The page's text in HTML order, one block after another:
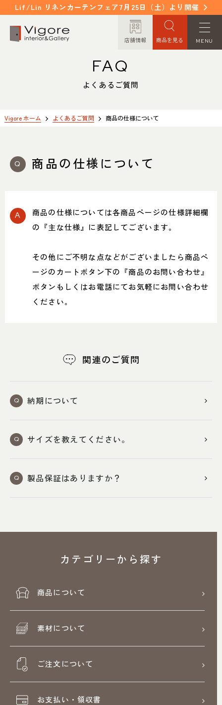
Lif/Lin リネンカーテンフェア7月25日（土）より開催
店舗情報 商品を見る MENU
イベント/ニュース
コンセプト
WORKS
よくあるご質問
コラム
SHOP INFO
NAKAGAWA
中川店
MEITO
名東店
CONTACT
PRIVACY POLICY
プライバシーポリシー
TRANSACTION
中川店
営業時間
住所
〒465-0057 名古屋市名東区陸
営業時間
平日 11：00～18：00
土・日・祝 11：00～19：00
FAQ
よくあるご質問
Vigore ホーム よくあるご質問 商品の仕様について
商品の仕様について
商品の仕様については各商品ページの仕様詳細欄
の『主な仕様』に表記してございます。
その他にご不明な点などがございましたら商品ペ
ージのカートボタン下の『商品のお問い合わせ』
ボタンもしくはお電話にてお気軽にお問い合わせ
ください。
関連のご質問
納期について
サイズを教えてください。
製品保証はありますか？
カテゴリーから探す
商品について
素材について
ご注文について
お支払い・領収書